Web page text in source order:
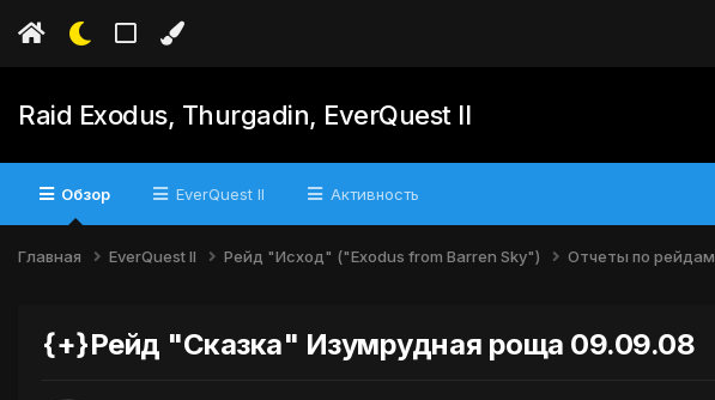
Raid Exodus, Thurgadin, EverQuest II
Обзор EverQuest II Активность
Главная EverQuest II Рейд "Исход" ("Exodus from Barren Sky") Отчеты по рейдам
{+}Рейд "Сказка" Изумрудная роща 09.09.08